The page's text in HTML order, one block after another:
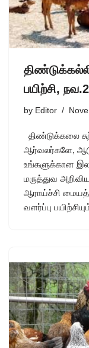
பயிற்சி,
by Editor
திண்டுக்கலை
ஆர்வலர்களே,
உங்களுக்கான
மருத்துவ
ஆராய்ச்சி
வளர்ப்பு